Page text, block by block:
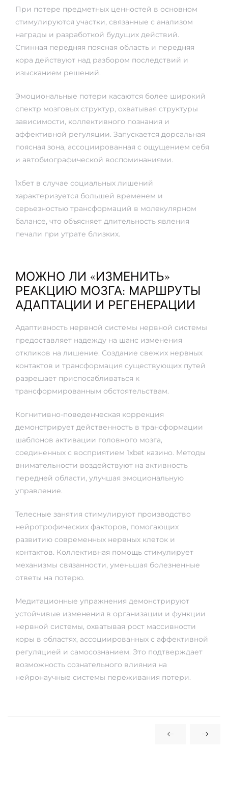
При потере предметных ценностей в основном
стимулируются участки, связанные с анализом
награды и разработкой будущих действий.
Спинная передняя поясная область и передняя
кора действуют над разбором последствий и
изысканием решений.
Эмоциональные потери касаются более широкий
спектр мозговых структур, охватывая структуры
зависимости, коллективного познания и
аффективной регуляции. Запускается дорсальная
поясная зона, ассоциированная с ощущением себя
и автобиографической воспоминаниями.
1хбет в случае социальных лишений
характеризуется большей временем и
серьезностью трансформаций в молекулярном
балансе, что объясняет длительность явления
печали при утрате близких.
МОЖНО ЛИ «ИЗМЕНИТЬ»
РЕАКЦИЮ МОЗГА: МАРШРУТЫ
АДАПТАЦИИ И РЕГЕНЕРАЦИИ
Адаптивность нервной системы нервной системы
предоставляет надежду на шанс изменения
откликов на лишение. Создание свежих нервных
контактов и трансформация существующих путей
разрешает приспосабливаться к
трансформированным обстоятельствам.
Когнитивно-поведенческая коррекция
демонстрирует действенность в трансформации
шаблонов активации головного мозга,
соединенных с восприятием 1xbet казино. Методы
внимательности воздействуют на активность
передней области, улучшая эмоциональную
управление.
Телесные занятия стимулируют производство
нейротрофических факторов, помогающих
развитию современных нервных клеток и
контактов. Коллективная помощь стимулирует
механизмы связанности, уменьшая болезненные
ответы на потерю.
Медитационные упражнения демонстрируют
устойчивые изменения в организации и функции
нервной системы, охватывая рост массивности
коры в областях, ассоциированных с аффективной
регуляцией и самосознанием. Это подтверждает
возможность сознательного влияния на
нейронаучные системы переживания потери.